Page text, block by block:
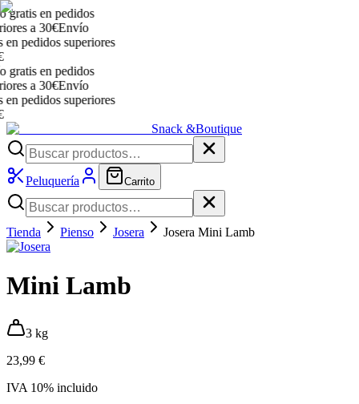
en pedidos
a 30€Envío
pedidos superiores
en pedidos
a 30€Envío
pedidos superiores
Snack &Boutique
Peluquería Carrito
Tienda Pienso Josera Josera Mini Lamb
Mini Lamb
3 kg
23,99 €
IVA 10% incluido